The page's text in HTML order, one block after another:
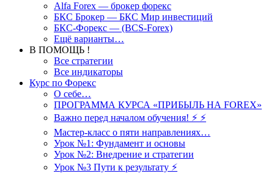
Alfa Forex — брокер форекс
БКС Брокер — БКС Мир инвестиций
БКС-Форекс — (BCS-Forex)
Ещё варианты…
В ПОМОЩЬ !
Все стратегии
Все индикаторы
Курс по Форекс
О себе…
ПРОГРАММА КУРСА «ПРИБЫЛЬ НА FOREX»
Важно перед началом обучения! ⚡ ⚡
Мастер-класс о пяти направлениях…
Урок №1: Фундамент и основы
Урок №2: Внедрение и стратегии
Урок №3 Пути к результату ⚡️